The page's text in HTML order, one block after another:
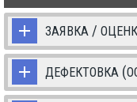
ЗАЯВКА /
ДЕФЕКТОВКА (